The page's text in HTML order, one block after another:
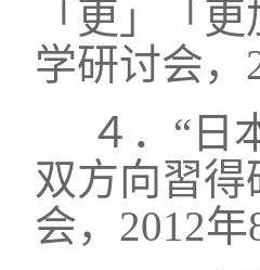
「更」「
学研讨会，
４．“日
双方向習得
会，2012年